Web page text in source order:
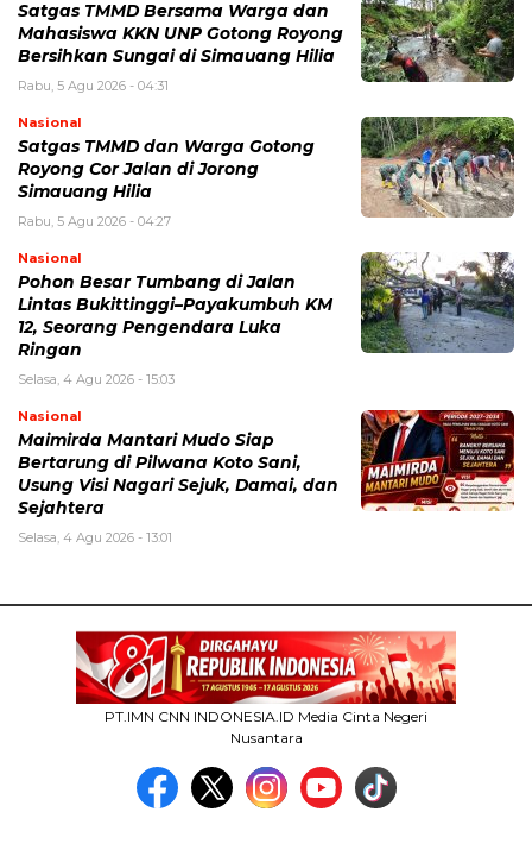
Satgas TMMD Bersama Warga dan
Mahasiswa KKN UNP Gotong Royong
Bersihkan Sungai di Simauang Hilia
Rabu, 5 Agu 2026 - 04:31
Nasional
Satgas TMMD dan Warga Gotong
Royong Cor Jalan di Jorong
Simauang Hilia
Rabu, 5 Agu 2026 - 04:27
Nasional
Pohon Besar Tumbang di Jalan
Lintas Bukittinggi–Payakumbuh KM
12, Seorang Pengendara Luka
Ringan
Selasa, 4 Agu 2026 - 15:03
Nasional
Maimirda Mantari Mudo Siap
Bertarung di Pilwana Koto Sani,
Usung Visi Nagari Sejuk, Damai, dan
Sejahtera
Selasa, 4 Agu 2026 - 13:01
PT.IMN CNN INDONESIA.ID Media Cinta Negeri
Nusantara